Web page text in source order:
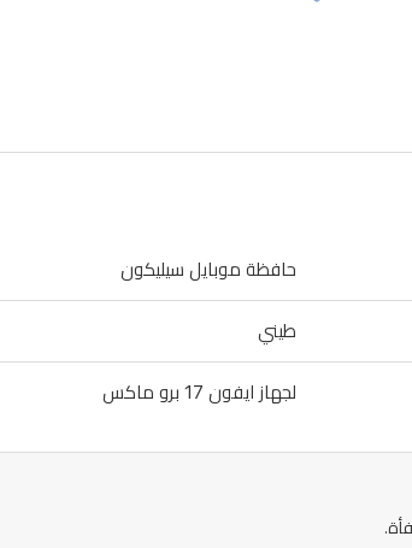
حافظة موبايل سيليكون
طيني
لجهاز ايفون 17 برو ماكس